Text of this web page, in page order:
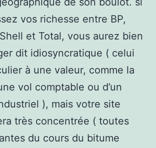
vos richesse entre BP,
et Total, vous aurez bien
dit idiosyncratique ( celui
à une valeur, comme la
vol comptable ou d’un
), mais votre site
très concentrée ( toutes
du cours du bitume